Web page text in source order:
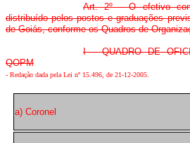
Art. 2º - O efetivo
distribuído pelos postos e graduações
de Goiás, conforme os Quadros de
I - QUADRO DE
QOPM
- Redação dada pela Lei nº 15.496, de 21-12-2005
a) Coronel